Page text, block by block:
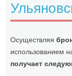
Осуществляя
использованием
получает